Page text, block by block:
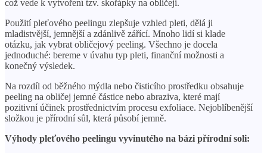
což vede k vytvoření tzv. skořápky na obličeji.
Použití pleťového peelingu zlepšuje vzhled pleti, dělá ji
mladistvější, jemnější a zdánlivě zářící. Mnoho lidí si klade
otázku, jak vybrat obličejový peeling. Všechno je docela
jednoduché: bereme v úvahu typ pleti, finanční možnosti a
konečný výsledek.
Na rozdíl od běžného mýdla nebo čisticího prostředku obsahuje
peeling na obličej jemné částice nebo abraziva, které mají
pozitivní účinek prostřednictvím procesu exfoliace. Nejoblíbenější
složkou je přírodní sůl, která působí jemně.
Výhody pleťového peelingu vyvinutého na bázi přírodní soli: